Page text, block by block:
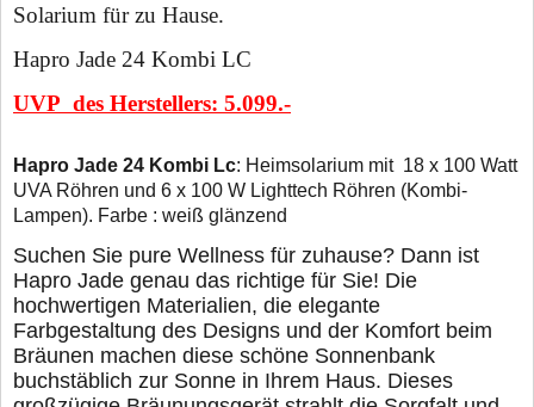
Solarium für zu Hause.
Hapro Jade 24 Kombi LC
UVP des Herstellers: 5.099.-
Hapro Jade 24 Kombi Lc: Heimsolarium mit 18 x 100 Watt
UVA Röhren und 6 x 100 W Lighttech Röhren (Kombi-
Lampen). Farbe : weiß glänzend
Suchen Sie pure Wellness für zuhause? Dann ist
Hapro Jade genau das richtige für Sie! Die
hochwertigen Materialien, die elegante
Farbgestaltung des Designs und der Komfort beim
Bräunen machen diese schöne Sonnenbank
buchstäblich zur Sonne in Ihrem Haus. Dieses